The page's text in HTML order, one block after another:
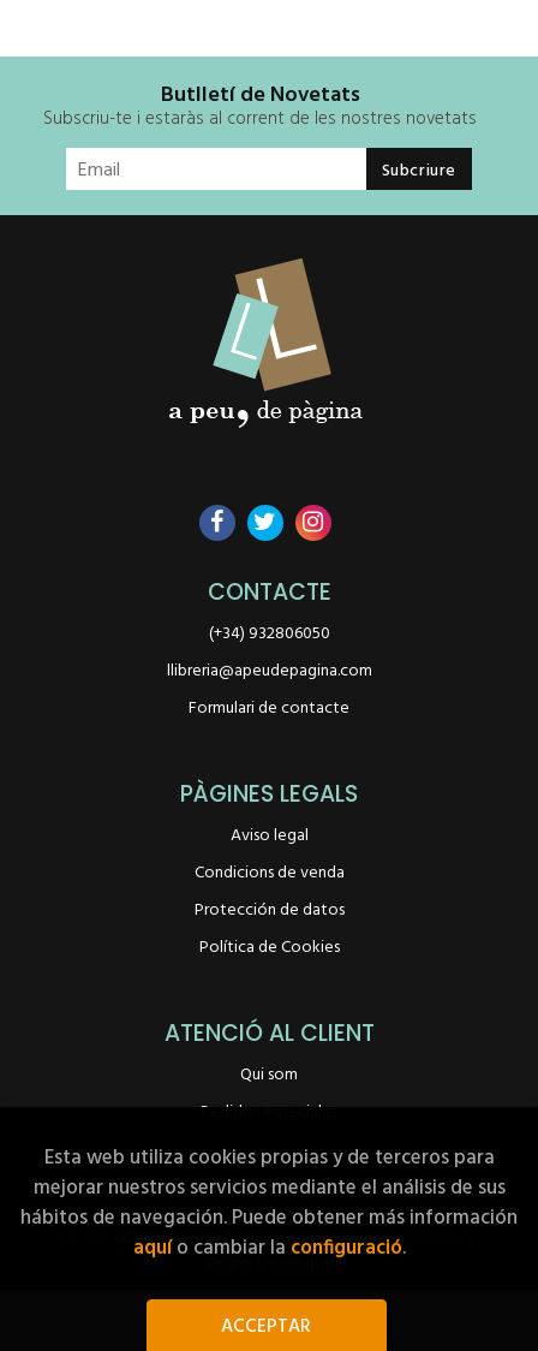
Butlletí de Novetats
Subscriu-te i estaràs al corrent de les nostres novetats
CONTACTE
(+34) 932806050
llibreria@apeudepagina.com
Formulari de contacte
PÀGINES LEGALS
Aviso legal
Condicions de venda
Protección de datos
Política de Cookies
ATENCIÓ AL CLIENT
Qui som
Pedidos especiales
Llibreria A Peu de Pàgina . Tots els Drets Reservats |
Grupo Trevenque
Esta web utiliza cookies propias y de terceros para
mejorar nuestros servicios mediante el análisis de sus
hábitos de navegación. Puede obtener más información
aquío cambiar la configuració.
ACCEPTAR